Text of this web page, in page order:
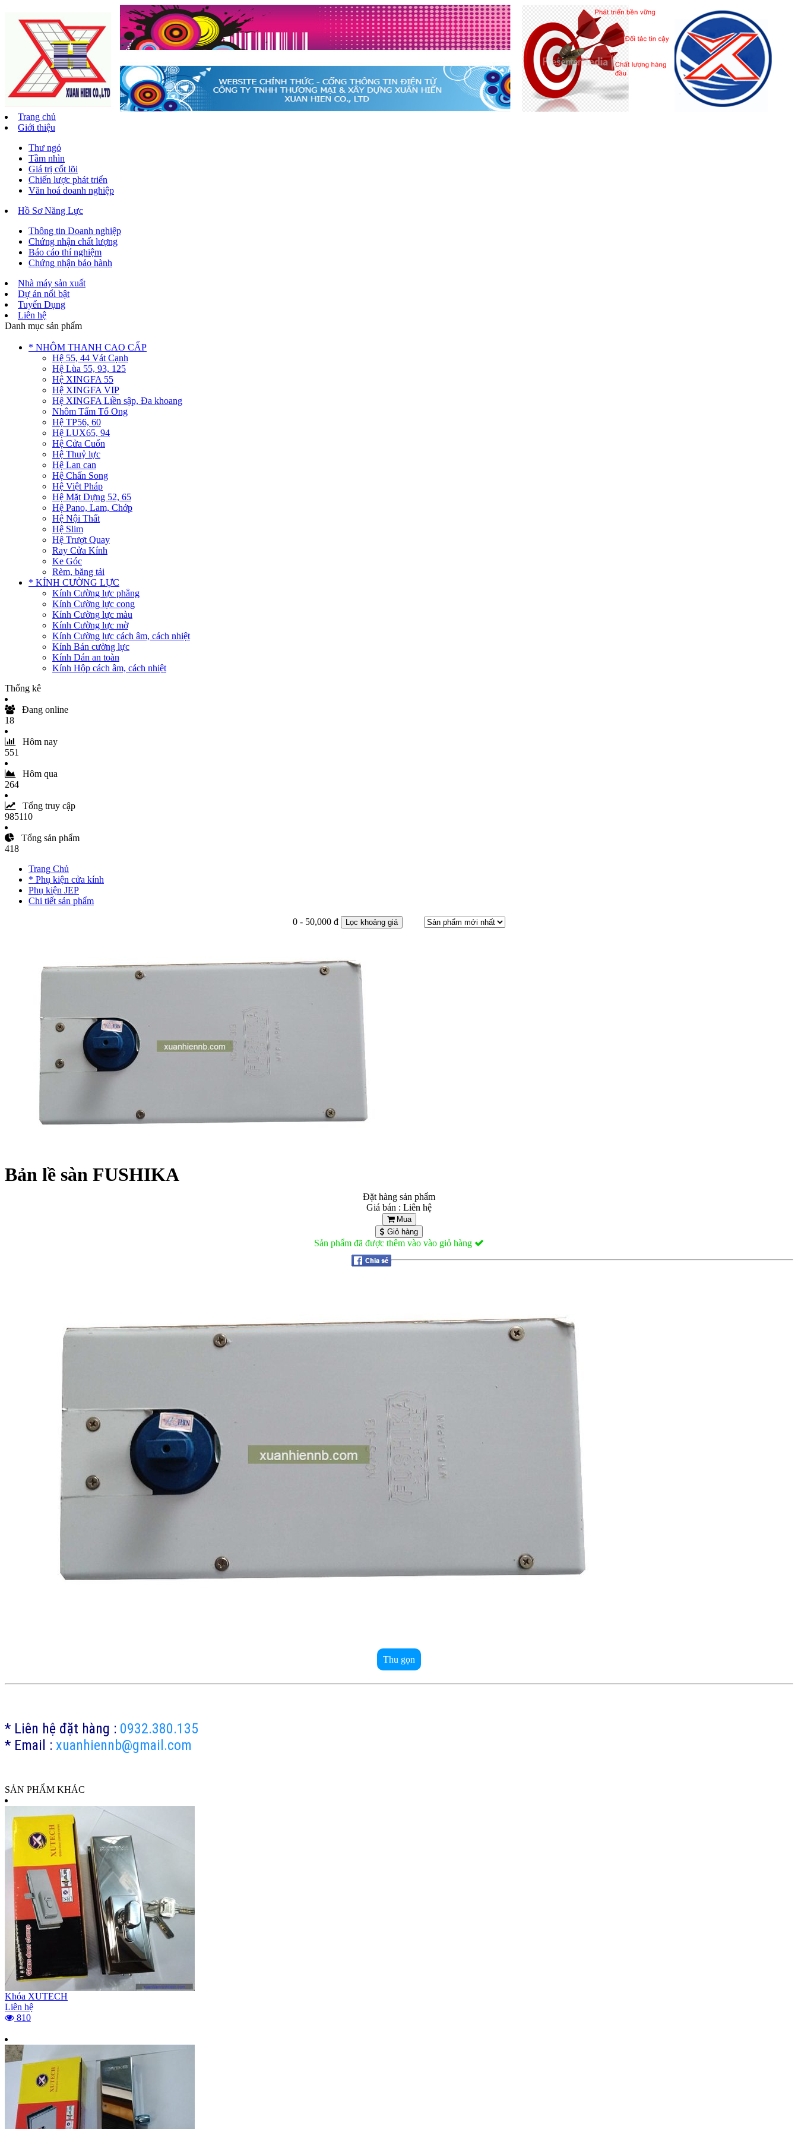
Trang chủ
Giới thiệu
Thư ngỏ
Tầm nhìn
Giá trị cốt lõi
Chiến lược phát triển
Văn hoá doanh nghiệp
Hồ Sơ Năng Lực
Thông tin Doanh nghiệp
Chứng nhận chất lượng
Báo cáo thí nghiệm
Chứng nhận bảo hành
Nhà máy sản xuất
Dự án nổi bật
Tuyển Dụng
Liên hệ
Danh mục sản phẩm
* NHÔM THANH CAO CẤP
Hệ 55, 44 Vát Cạnh
Hệ Lùa 55, 93, 125
Hệ XINGFA 55
Hệ XINGFA VIP
Hệ XINGFA Liền sập, Đa khoang
Nhôm Tấm Tổ Ong
Hệ TP56, 60
Hệ LUX65, 94
Hệ Cửa Cuốn
Hệ Thuỷ lực
Hệ Lan can
Hệ Chấn Song
Hệ Việt Pháp
Hệ Mặt Dựng 52, 65
Hệ Pano, Lam, Chớp
Hệ Nội Thất
Hệ Slim
Hệ Trượt Quay
Ray Cửa Kính
Ke Góc
Rèm, băng tải
* KÍNH CƯỜNG LỰC
Kính Cường lực phẳng
Kính Cường lực cong
Kính Cường lực màu
Kính Cường lực mờ
Kính Cường lực cách âm, cách nhiệt
Kính Bán cường lực
Kính Dán an toàn
Kính Hộp cách âm, cách nhiệt
Thống kê
Đang online
18
Hôm nay
551
Hôm qua
264
Tổng truy cập
985110
Tổng sản phẩm
418
Trang Chủ
* Phụ kiện cửa kính
Phụ kiện JEP
Chi tiết sản phẩm
0 - 50,000 đ Lọc khoảng giá
Bản lề sàn FUSHIKA
Đặt hàng sản phẩm
Giá bán : Liên hệ
Mua
Giỏ hàng
Sản phẩm đã được thêm vào vào giỏ hàng
Thu gọn
* Liên hệ đặt hàng : 0932.380.135
* Email : xuanhiennb@gmail.com
SẢN PHẨM KHÁC
Khóa XUTECH
Liên hệ
810